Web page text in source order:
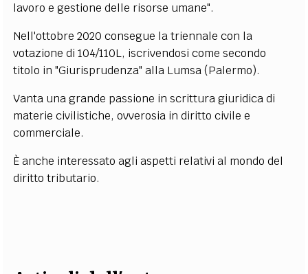
SOCIAL MEDIA
lavoro e gestione delle risorse umane".
Nell'ottobre 2020 consegue la triennale con la
votazione di 104/110L, iscrivendosi come secondo
titolo in "Giurisprudenza" alla Lumsa (Palermo).
Vanta una grande passione in scrittura giuridica di
materie civilistiche, ovverosia in diritto civile e
commerciale.
È anche interessato agli aspetti relativi al mondo del
diritto tributario.